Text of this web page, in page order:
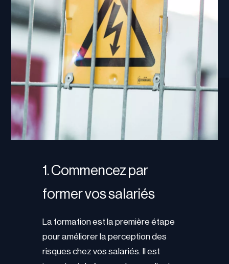
1. Commencez par
former vos salariés
La formation est la première étape
pour améliorer la perception des
risques chez vos salariés. Il est